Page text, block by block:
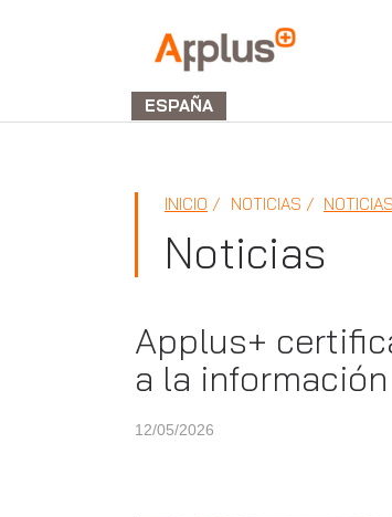
Applus+
GROUP
ESPAÑA
INICIO NOTICIAS NOTICIAS
Noticias
Applus+
a la
12/05/2026